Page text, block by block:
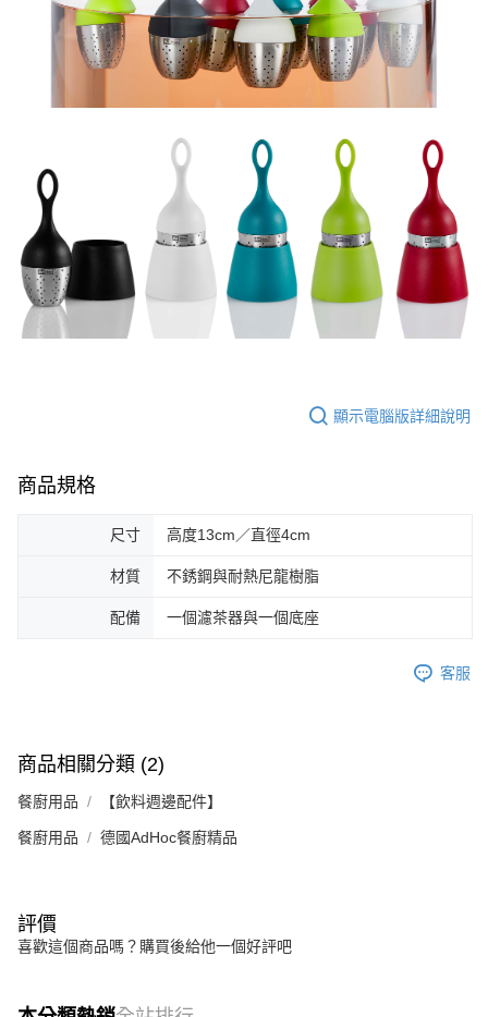
顯示電腦版詳細說明
商品規格
尺寸 高度13cm／直徑4cm
材質 不銹鋼與耐熱尼龍樹脂
配備 一個濾茶器與一個底座
客服
商品相關分類 (2)
餐廚用品 【飲料週邊配件】
餐廚用品 德國AdHoc餐廚精品
評價
喜歡這個商品嗎？購買後給他一個好評吧